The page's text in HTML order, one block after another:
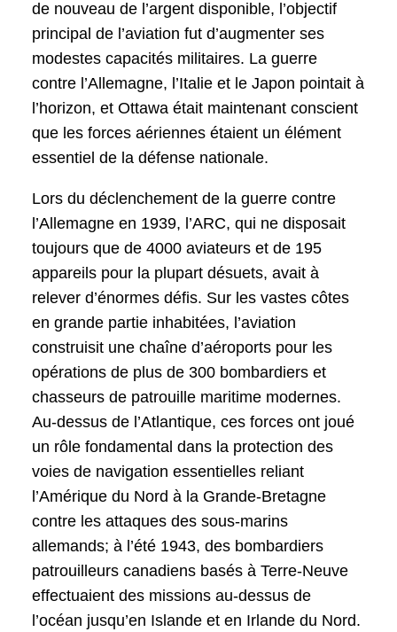
de nouveau de l’argent disponible, l’objectif
principal de l’aviation fut d’augmenter ses
modestes capacités militaires. La guerre
contre l’Allemagne, l’Italie et le Japon pointait à
l’horizon, et Ottawa était maintenant conscient
que les forces aériennes étaient un élément
essentiel de la défense nationale.
Lors du déclenchement de la guerre contre
l’Allemagne en 1939, l’ARC, qui ne disposait
toujours que de 4000 aviateurs et de 195
appareils pour la plupart désuets, avait à
relever d’énormes défis. Sur les vastes côtes
en grande partie inhabitées, l’aviation
construisit une chaîne d’aéroports pour les
opérations de plus de 300 bombardiers et
chasseurs de patrouille maritime modernes.
Au-dessus de l’Atlantique, ces forces ont joué
un rôle fondamental dans la protection des
voies de navigation essentielles reliant
l’Amérique du Nord à la Grande-Bretagne
contre les attaques des sous-marins
allemands; à l’été 1943, des bombardiers
patrouilleurs canadiens basés à Terre-Neuve
effectuaient des missions au-dessus de
l’océan jusqu’en Islande et en Irlande du Nord.